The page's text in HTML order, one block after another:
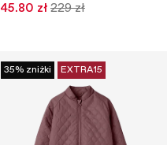
45.80 zł 229 zł
35% zniżki EXTRA15